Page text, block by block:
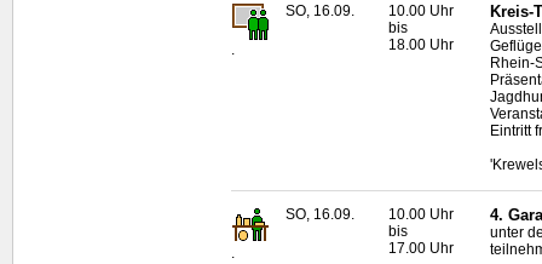
SO, 16.09.
10.00 Uhr
bis
18.00 Uhr
Kreis-
Rhein-
Eintritt
.
SO, 16.09.
10.00 Uhr
bis
17.00 Uhr
4.
unter